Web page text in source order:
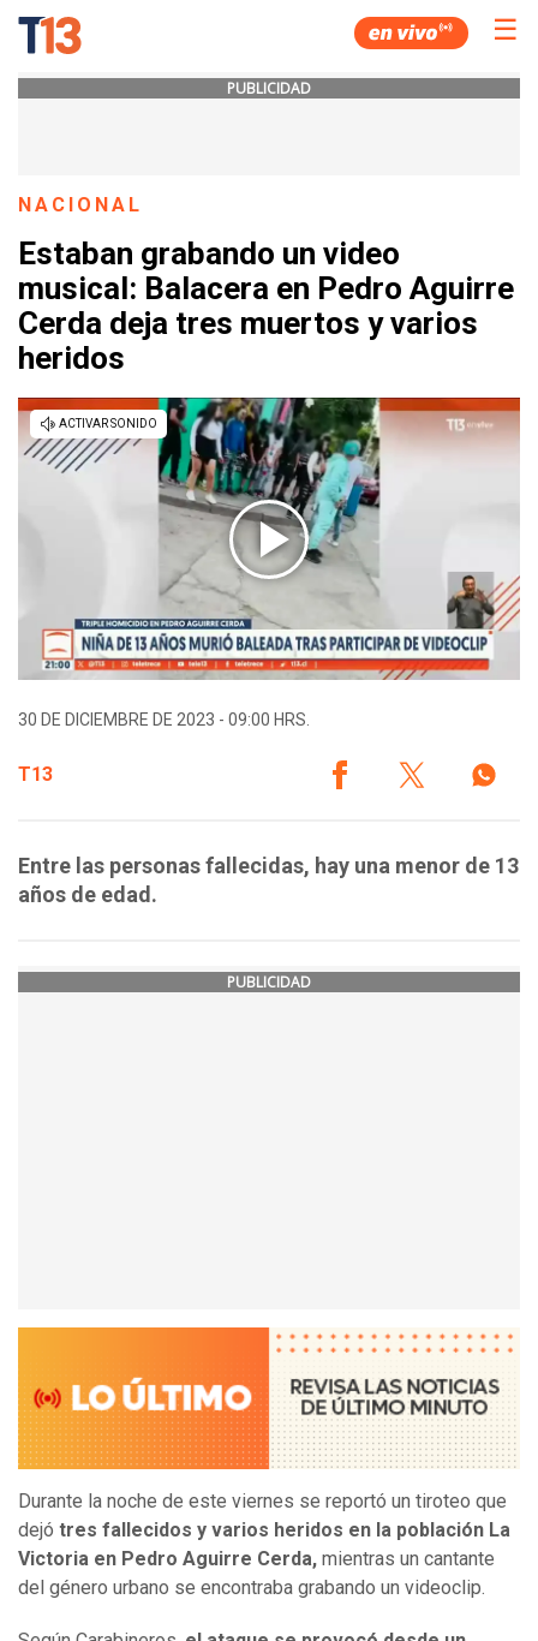
☰
PUBLICIDAD
NACIONAL
Estaban grabando un video
musical: Balacera en Pedro Aguirre
Cerda deja tres muertos y varios
heridos
30 DE DICIEMBRE DE 2023 - 09:00 HRS.
T13
Entre las personas fallecidas, hay una menor de 13
años de edad.
PUBLICIDAD
Durante la noche de este viernes se reportó un tiroteo que
dejó tres fallecidos y varios heridos en la población La
Victoria en Pedro Aguirre Cerda, mientras un cantante
del género urbano se encontraba grabando un videoclip.